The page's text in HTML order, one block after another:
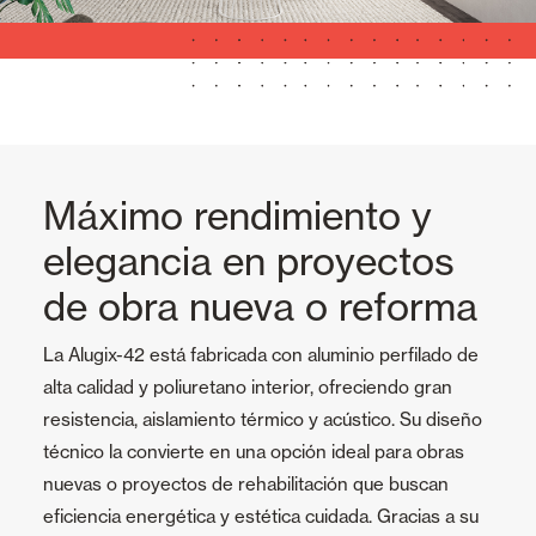
Máximo rendimiento y
elegancia en proyectos
de obra nueva o reforma
La Alugix-42 está fabricada con aluminio perfilado de
alta calidad y poliuretano interior, ofreciendo gran
resistencia, aislamiento térmico y acústico. Su diseño
técnico la convierte en una opción ideal para obras
nuevas o proyectos de rehabilitación que buscan
eficiencia energética y estética cuidada. Gracias a su